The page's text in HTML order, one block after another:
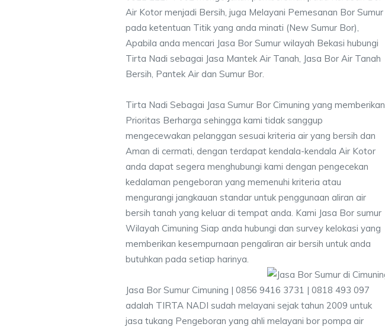
Air Kotor menjadi Bersih, juga Melayani Pemesanan Bor Sumur
pada ketentuan Titik yang anda minati (New Sumur Bor),
Apabila anda mencari Jasa Bor Sumur wilayah Bekasi hubungi
Tirta Nadi sebagai Jasa Mantek Air Tanah, Jasa Bor Air Tanah
Bersih, Pantek Air dan Sumur Bor.
Tirta Nadi Sebagai Jasa Sumur Bor Cimuning yang memberikan
Prioritas Berharga sehingga kami tidak sanggup
mengecewakan pelanggan sesuai kriteria air yang bersih dan
Aman di cermati, dengan terdapat kendala-kendala Air Kotor
anda dapat segera menghubungi kami dengan pengecekan
kedalaman pengeboran yang memenuhi kriteria atau
mengurangi jangkauan standar untuk penggunaan aliran air
bersih tanah yang keluar di tempat anda. Kami Jasa Bor sumur
Wilayah Cimuning Siap anda hubungi dan survey kelokasi yang
memberikan kesempurnaan pengaliran air bersih untuk anda
butuhkan pada setiap harinya.
Jasa Bor Sumur Cimuning | 0856 9416 3731 | 0818 493 097
adalah TIRTA NADI sudah melayani sejak tahun 2009 untuk
jasa tukang Pengeboran yang ahli melayani bor pompa air